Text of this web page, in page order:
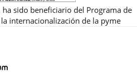
ha sido beneficiario del Programa de
internacionalización de la pyme